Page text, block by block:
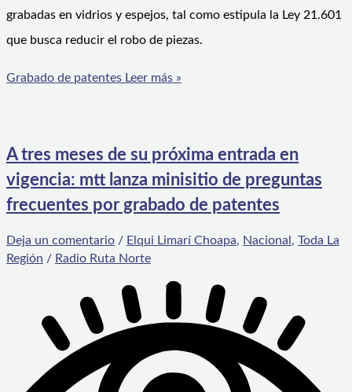
grabadas en vidrios y espejos, tal como estipula la Ley 21.601
que busca reducir el robo de piezas.
Grabado de patentes Leer más »
A tres meses de su próxima entrada en
vigencia: mtt lanza minisitio de preguntas
frecuentes por grabado de patentes
Deja un comentario / Elqui Limarí Choapa, Nacional , Toda La
Región / Radio Ruta Norte